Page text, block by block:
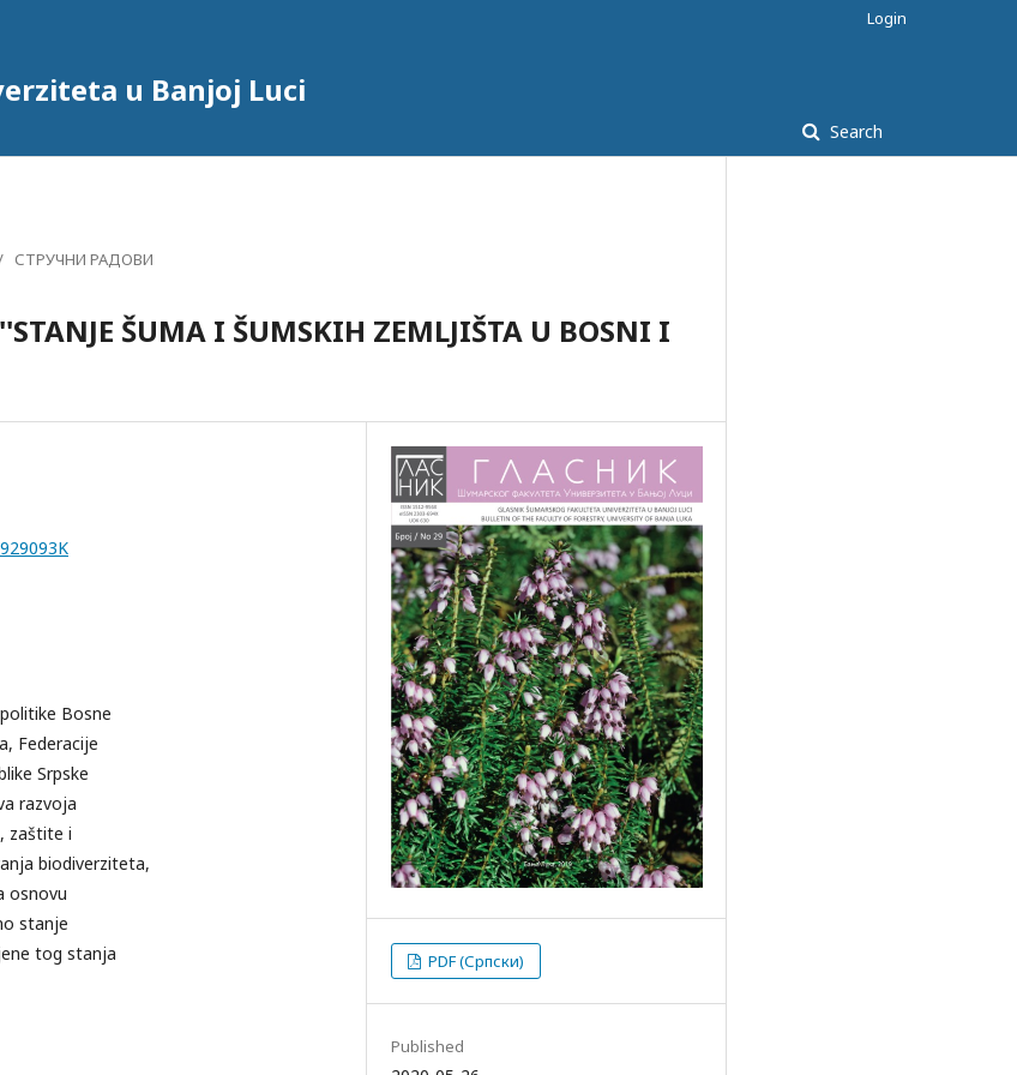
u Banjoj Luci
Search
Login
СТРУЧНИ РАДОВИ
ŠUMA I ŠUMSKIH ZEMLJIŠTA U BOSNI I
Bosne
Federacije
Srpske
razvoja
zaštite i
biodiverziteta,
osnovu
stanje
tog stanja
PDF (Српски)
Published